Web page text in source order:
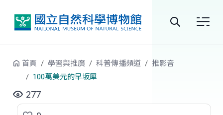
站
首頁 學習與推廣 科普傳播頻道
推影音
100萬美元的早坂犀
277